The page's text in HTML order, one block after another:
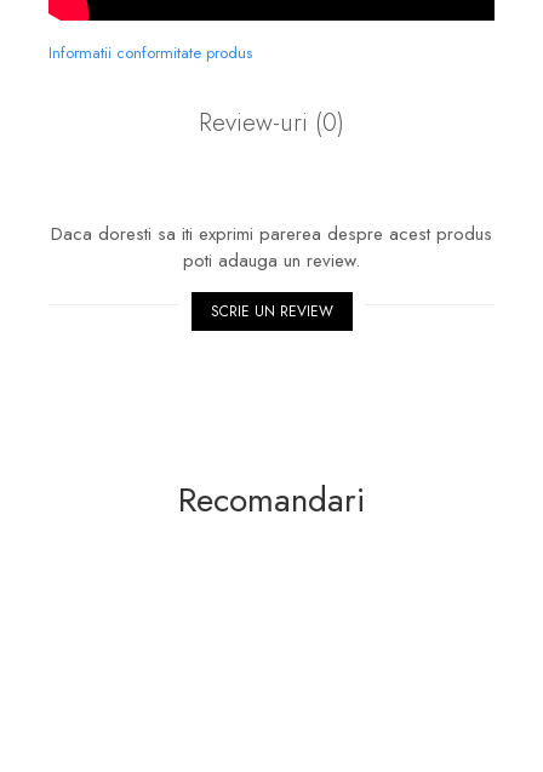
Informatii conformitate produs
Review-uri (0)
Daca doresti sa iti exprimi parerea despre acest produs
poti adauga un review.
SCRIE UN REVIEW
Recomandari